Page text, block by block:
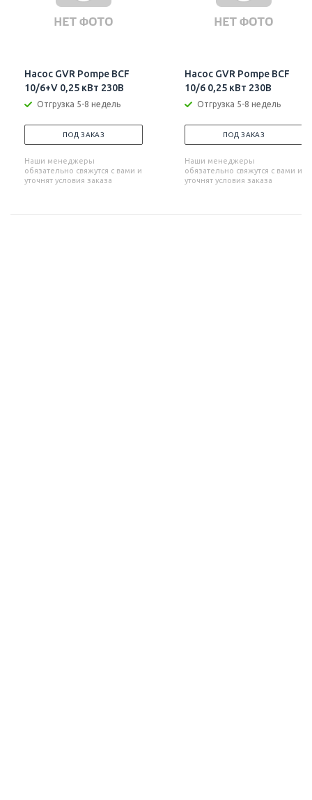
Насос GVR Pompe BCF
10/6+V 0,25 кВт 230В
Отгрузка 5-8 недель
ПОД ЗАКАЗ
Наши менеджеры
обязательно свяжутся с вами и
уточнят условия заказа
Насос GVR Pompe BCF
10/6 0,25 кВт 230В
Отгрузка 5-8 недель
ПОД ЗАКАЗ
Наши менеджеры
обязательно свяжутся с вами и
уточнят условия заказа